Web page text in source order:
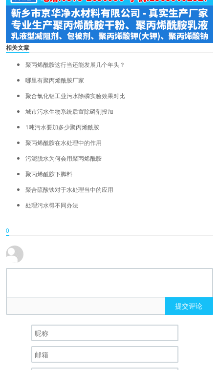
相关文章
聚丙烯酰胺这行当还能发展几个年头？
哪里有聚丙烯酰胺厂家
聚合氯化铝工业污水除磷实验效果对比
城市污水生物系统后置除磷剂投加
1吨污水要加多少聚丙烯酰胺
聚丙烯酰胺在水处理中的作用
污泥脱水为何会用聚丙烯酰胺
聚丙烯酰胺下脚料
聚合硫酸铁对于水处理当中的应用
处理污水得不同办法
0
提交评论